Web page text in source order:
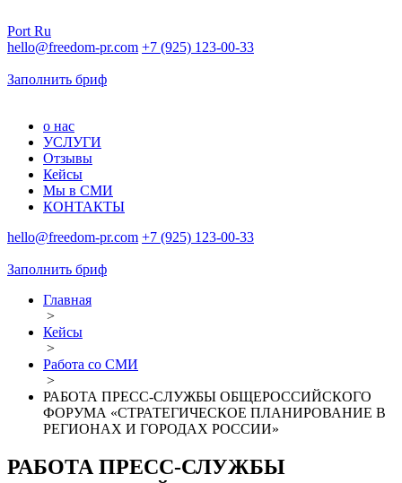
Port Ru
hello@freedom-pr.com +7 (925) 123-00-33
Заполнить бриф
о нас
УСЛУГИ
Отзывы
Кейсы
Мы в СМИ
КОНТАКТЫ
hello@freedom-pr.com +7 (925) 123-00-33
Заполнить бриф
Главная
>
Кейсы
>
Работа со СМИ
>
РАБОТА ПРЕСС-СЛУЖБЫ ОБЩЕРОССИЙСКОГО
ФОРУМА «СТРАТЕГИЧЕСКОЕ ПЛАНИРОВАНИЕ В
РЕГИОНАХ И ГОРОДАХ РОССИИ»
РАБОТА ПРЕСС-СЛУЖБЫ